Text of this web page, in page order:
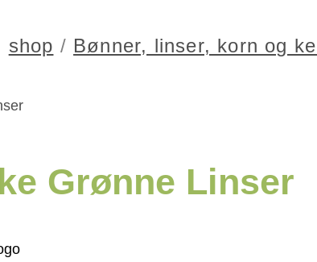
shop / Bønner, linser, korn og
Grønne Linser